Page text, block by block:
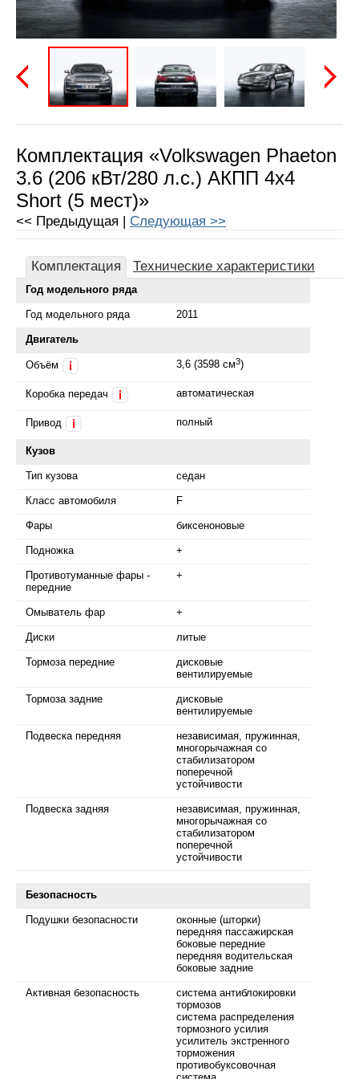
Комплектация «Volkswagen Phaeton
3.6 (206 кВт/280 л.с.) АКПП 4x4
Short (5 мест)»
<< Предыдущая | Следующая >>
Комплектация Технические характеристики
Год модельного ряда
Год модельного ряда 2011
Двигатель
Объём 3,6 (3598 см3)
Коробка передач автоматическая
Привод полный
Кузов
Тип кузова седан
Класс автомобиля F
Фары биксеноновые
Подножка +
Противотуманные фары -
передние
+
Омыватель фар +
Диски литые
Тормоза передние
дисковые
вентилируемые
Тормоза задние
дисковые
вентилируемые
Подвеска передняя
независимая, пружинная,
многорычажная со
стабилизатором
поперечной
устойчивости
Подвеска задняя
независимая, пружинная,
многорычажная со
стабилизатором
поперечной
устойчивости
Безопасность
Подушки безопасности
оконные (шторки)
передняя пассажирская
боковые передние
передняя водительская
боковые задние
Активная безопасность
система антиблокировки
тормозов
система распределения
тормозного усилия
усилитель экстренного
торможения
противобуксовочная